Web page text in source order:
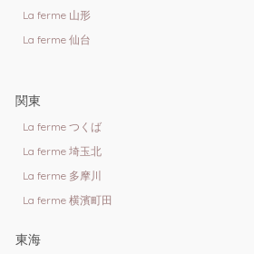
La ferme 山形
La ferme 仙台
関東
La ferme つくば
La ferme 埼玉北
La ferme 多摩川
La ferme 横濱町田
東海